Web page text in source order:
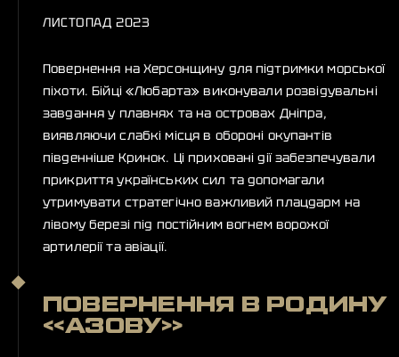
ЛИСТОПАД 2023
Повернення на Херсонщину для підтримки морської
піхоти. Бійці «Любарта» виконували розвідувальні
завдання у плавнях та на островах Дніпра,
виявляючи слабкі місця в обороні окупантів
південніше Кринок. Ці приховані дії забезпечували
прикриття українських сил та допомагали
утримувати стратегічно важливий плацдарм на
лівому березі під постійним вогнем ворожої
артилерії та авіації.
ПОВЕРНЕННЯ В РОДИНУ
«АЗОВУ»